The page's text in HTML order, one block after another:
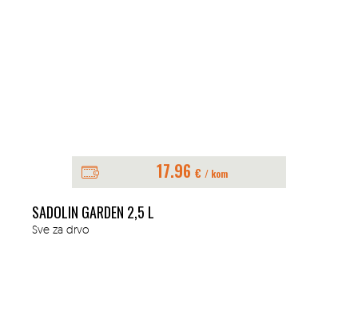
17.96 € / kom
SADOLIN GARDEN 2,5 L
Sve za drvo